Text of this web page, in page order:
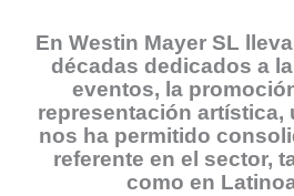
En Westin Mayer SL
décadas dedicados a
eventos, la
representación artística,
nos ha permitido
referente en el sector,
como en